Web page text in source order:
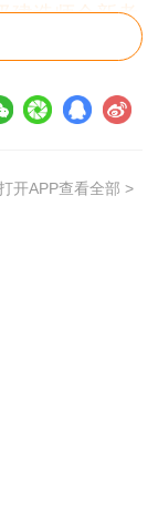
建造师全新考
析群，随时关
还可领取
开APP查看全部 >